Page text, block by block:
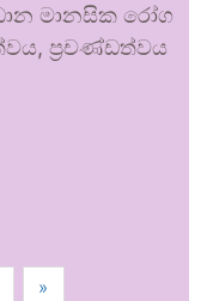
මානසික රෝග
ප්‍රචණ්ඩත්වය
»